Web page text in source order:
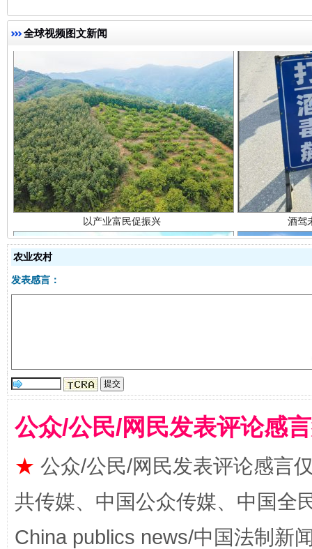
全球视频图文新闻
以产业富民促振兴 酒驾
事关残疾人未来5年
农业农村
发表感言：
公众/公民/网民发表评论感
★ 公众/公民/网民发表评论感言
共传媒、中国公众传媒、中国全
China publics news/中国法制新